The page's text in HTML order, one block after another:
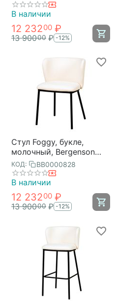
В наличии
12 23200 ₽
13 90000 ₽ -12%
Стул Foggy, букле,
молочный, Bergenson
Bjorn
КОД: BB0000828
В наличии
12 23200 ₽
13 90000 ₽ -12%